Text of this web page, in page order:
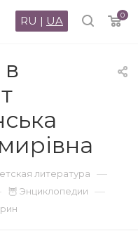
0
RU | UA
литература —
🦉 Энциклопедии —